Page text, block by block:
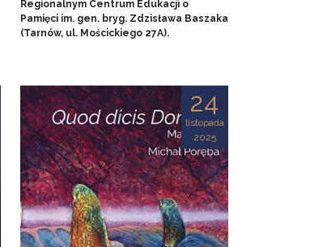
Regionalnym Centrum Edukacji o
Pamięci im. gen. bryg. Zdzisława Baszaka
(Tarnów, ul. Mościckiego 27A).
24
listopada
2025